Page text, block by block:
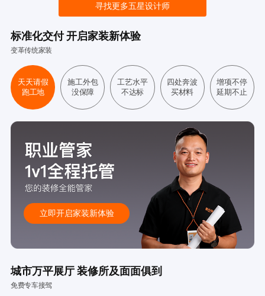
寻找更多五星设计师
标准化交付 开启家装新体验
变革传统家装
天天请假
跑工地
施工外包
没保障
工艺水平
不达标
四处奔波
买材料
增项不停
延期不止
立即开启家装新体验
城市万平展厅 装修所及面面俱到
免费专车接驾